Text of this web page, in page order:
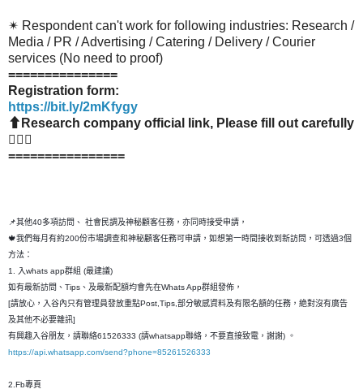
✴ Respondent can't work for following industries: Research /
Media / PR / Advertising / Catering / Delivery / Courier
services (No need to proof)
===============
Registration form:
https://bit.ly/2mKfygy
⬆Research company official link, Please fill out carefully
🙇🏻‍♀
================
📌其他40多項訪問、 社會民調及神秘顧客任務，亦同時接受申請，
🍁我們每月有約200份市場調查和神秘顧客任務可申請，如想第一時間接收到新訪問，可透過3個
方法：
1. 入whats app群組 (最建議)
如有最新訪問、Tips、及最新配額均會先在Whats App群組發佈，
[請放心，入谷內只有管理員發放重點Post,Tips,部分敏感資料及有限名額的任務，絶對沒有廣告
及其他不必要雜訊]
有興趣入谷朋友，請聯絡61526333 (請whatsapp聯絡，不要直接致電，謝謝) 。
https://api.whatsapp.com/send?phone=85261526333
2.Fb專頁